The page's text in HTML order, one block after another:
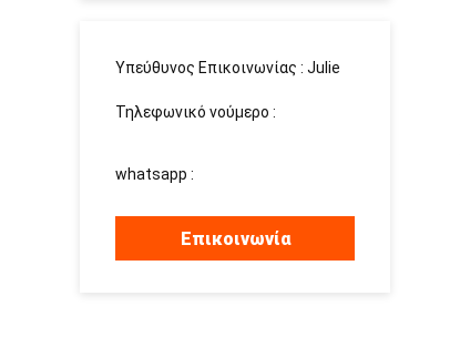
Υπεύθυνος Επικοινωνίας : Julie
Τηλεφωνικό νούμερο :
whatsapp :
Επικοινωνία